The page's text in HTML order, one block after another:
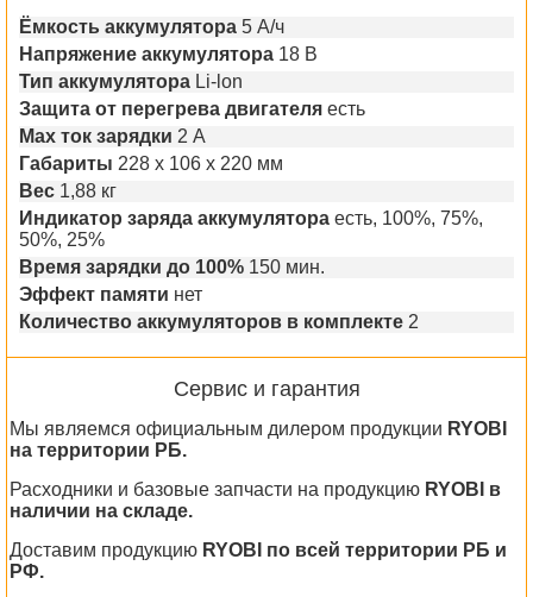
Ёмкость аккумулятора 5 А/ч
Напряжение аккумулятора 18 В
Тип аккумулятора Li-lon
Защита от перегрева двигателя есть
Max ток зарядки 2 А
Габариты 228 x 106 x 220 мм
Вес 1,88 кг
Индикатор заряда аккумулятора есть, 100%, 75%,
50%, 25%
Время зарядки до 100% 150 мин.
Эффект памяти нет
Количество аккумуляторов в комплекте 2
Сервис и гарантия
Мы являемся официальным дилером продукции RYOBI
на территории РБ.
Расходники и базовые запчасти на продукцию RYOBI в
наличии на складе.
Доставим продукцию RYOBI по всей территории РБ и
РФ.